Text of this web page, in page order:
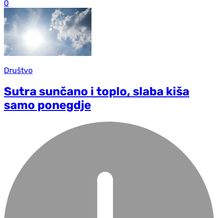
0
Društvo
Sutra sunčano i toplo, slaba kiša
samo ponegdje